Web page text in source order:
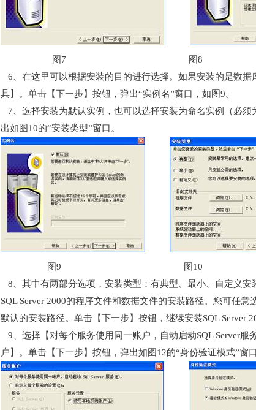
图7 图8
6、在这里可以根据安装的目的进行选择。如果安装的是数
具】。单击【下一步】按钮，弹出“实例名”窗口，如图9。
7、选择安装为默认实例，也可以选择安装为命名实例（必
出如图10的“安装类型”窗口。
图9 图10
8、其中有两部分选项，安装类型：有典型、最小、自定义
SQL Server 2000的程序文件和数据文件的安装路径。您可任意
默认的安装路径。单击【下一步】按钮，继续安装SQL Server
9、选择【对每个服务使用同一账户，自动启动SQL Server服
户】。单击【下一步】按钮，弹出如图12的“身份验证模式”窗口